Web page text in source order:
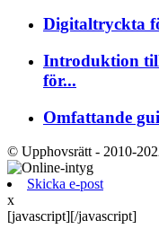
Digitaltryckta
Introduktion
för...
Omfattande
© Upphovsrätt - 2010-
Skicka e-post
x
[javascript][/javascript]